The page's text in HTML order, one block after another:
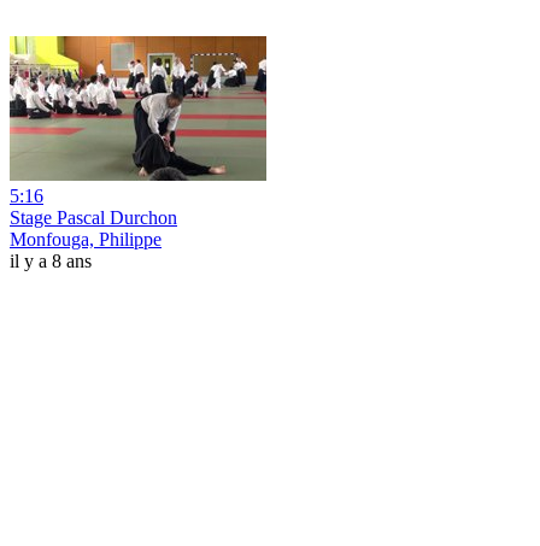
5:16
Stage Pascal Durchon
Monfouga, Philippe
il y a 8 ans